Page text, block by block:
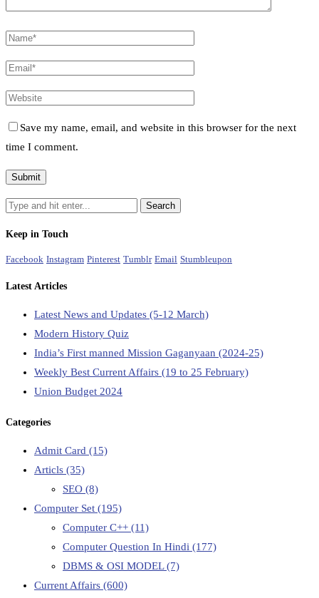
Save my name, email, and website in this browser for the next
time I comment.
Keep in Touch
Facebook Instagram Pinterest Tumblr Email Stumbleupon
Latest Articles
Latest News and Updates (5-12 March)
Modern History Quiz
India’s First manned Mission Gaganyaan (2024-25)
Weekly Best Current Affairs (19 to 25 February)
Union Budget 2024
Categories
Admit Card (15)
Articls (35)
SEO (8)
Computer Set (195)
Computer C++ (11)
Computer Question In Hindi (177)
DBMS & OSI MODEL(7)
Current Affairs (600)